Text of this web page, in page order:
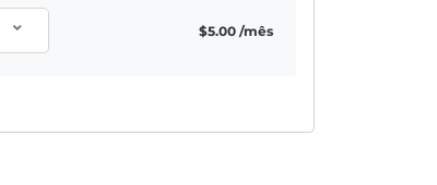
$5.00 /mês